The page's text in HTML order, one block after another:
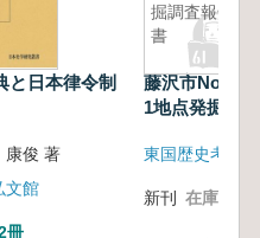
と日本律令制
俊 著
文館
冊
掘調査報告
書
藤沢市No.419
1地点発掘調
東国歴史考古
新刊 在庫なし